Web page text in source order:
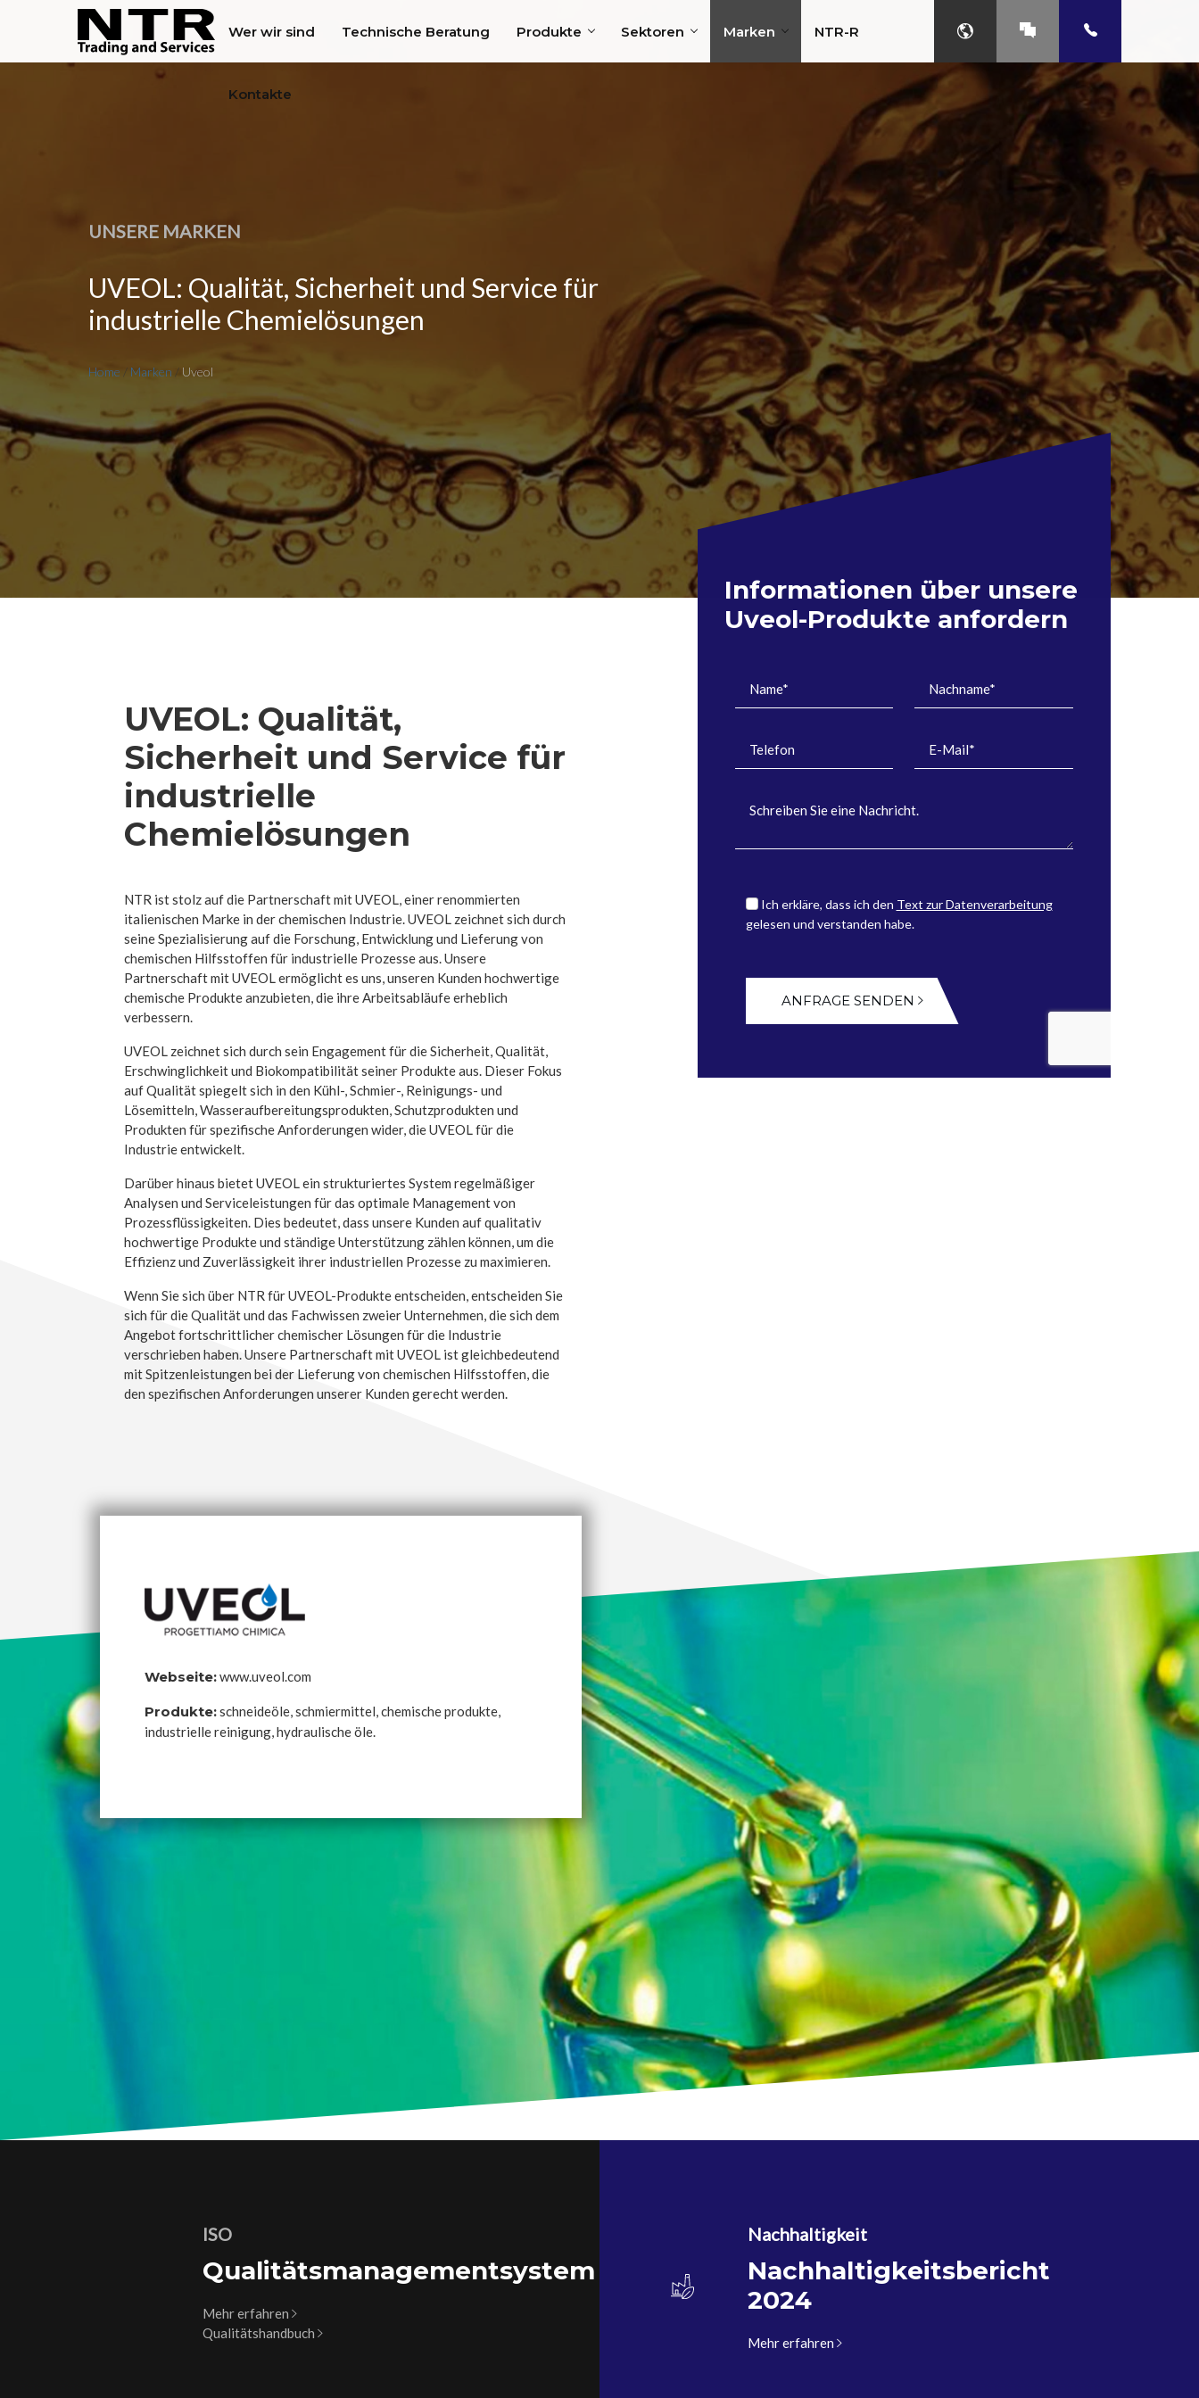
Wer wir sind Technische Beratung Produkte Sektoren Marken NTR-R
Kontakte
UNSERE MARKEN
UVEOL: Qualität, Sicherheit und Service für
industrielle Chemielösungen
Home / Marken / Uveol
UVEOL: Qualität,
Sicherheit und Service für
industrielle
Chemielösungen
NTR ist stolz auf die Partnerschaft mit UVEOL, einer renommierten
italienischen Marke in der chemischen Industrie. UVEOL zeichnet sich durch
seine Spezialisierung auf die Forschung, Entwicklung und Lieferung von
chemischen Hilfsstoffen für industrielle Prozesse aus. Unsere
Partnerschaft mit UVEOL ermöglicht es uns, unseren Kunden hochwertige
chemische Produkte anzubieten, die ihre Arbeitsabläufe erheblich
verbessern.
UVEOL zeichnet sich durch sein Engagement für die Sicherheit, Qualität,
Erschwinglichkeit und Biokompatibilität seiner Produkte aus. Dieser Fokus
auf Qualität spiegelt sich in den Kühl-, Schmier-, Reinigungs- und
Lösemitteln, Wasseraufbereitungsprodukten, Schutzprodukten und
Produkten für spezifische Anforderungen wider, die UVEOL für die
Industrie entwickelt.
Darüber hinaus bietet UVEOL ein strukturiertes System regelmäßiger
Analysen und Serviceleistungen für das optimale Management von
Prozessflüssigkeiten. Dies bedeutet, dass unsere Kunden auf qualitativ
hochwertige Produkte und ständige Unterstützung zählen können, um die
Effizienz und Zuverlässigkeit ihrer industriellen Prozesse zu maximieren.
Wenn Sie sich über NTR für UVEOL-Produkte entscheiden, entscheiden Sie
sich für die Qualität und das Fachwissen zweier Unternehmen, die sich dem
Angebot fortschrittlicher chemischer Lösungen für die Industrie
verschrieben haben. Unsere Partnerschaft mit UVEOL ist gleichbedeutend
mit Spitzenleistungen bei der Lieferung von chemischen Hilfsstoffen, die
den spezifischen Anforderungen unserer Kunden gerecht werden.
Informationen über unsere
Uveol-Produkte anfordern
Ich erkläre, dass ich den Text zur Datenverarbeitung
gelesen und verstanden habe.
ANFRAGE SENDEN
Webseite:www.uveol.com
Produkte:schneideöle, schmiermittel, chemische produkte,
industrielle reinigung, hydraulische öle.
ISO
Qualitätsmanagementsystem
Mehr erfahren
Qualitätshandbuch
Nachhaltigkeit
Nachhaltigkeitsbericht
2024
Mehr erfahren